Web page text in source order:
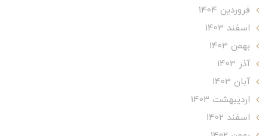
فروردین 1404
اسفند 1403
بهمن 1403
آذر 1403
آبان 1403
ارديبهشت 1403
اسفند 1402